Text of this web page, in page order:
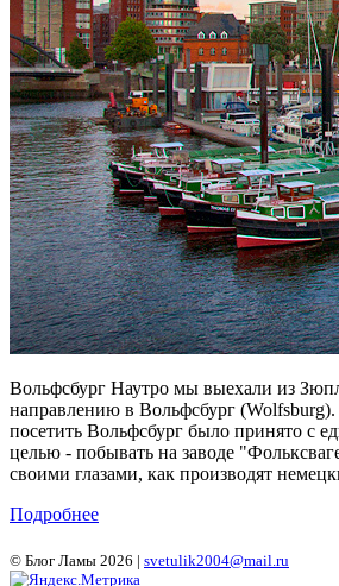
Вольфсбург Наутро мы выехали из
направлению в Вольфсбург
посетить Вольфсбург было принято с
целью - побывать на заводе
своими глазами, как производят
Подробнее
© Блог Ламы 2026 | svetulik2004@mail.ru